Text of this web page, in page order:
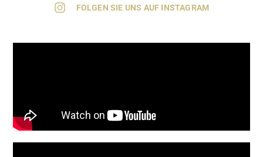
FOLGEN SIE UNS AUF INSTAGRAM